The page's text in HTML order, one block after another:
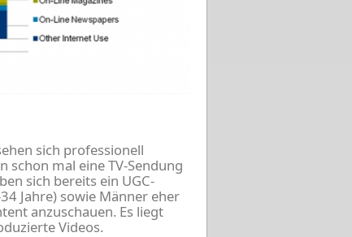
sich professionell
schon mal eine TV-Sendung
sich bereits ein UGC-
Jahre) sowie Männer eher
anzuschauen. Es liegt
Videos.